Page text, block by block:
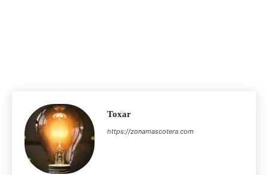
Toxar
https://zonamascotera.com